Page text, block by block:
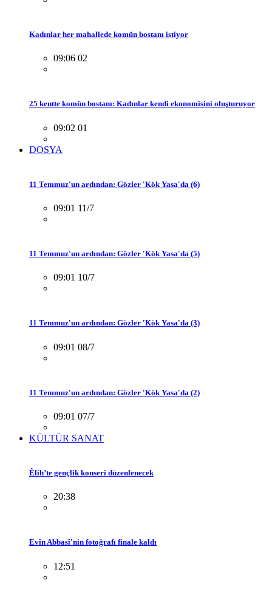
Kadınlar her mahallede komün bostanı istiyor
09:06 02
25 kentte komün bostanı: Kadınlar kendi ekonomisini oluşturuyor
09:02 01
DOSYA
11 Temmuz'un ardından: Gözler 'Kök Yasa'da (6)
09:01 11/7
11 Temmuz'un ardından: Gözler 'Kök Yasa'da (5)
09:01 10/7
11 Temmuz'un ardından: Gözler 'Kök Yasa'da (3)
09:01 08/7
11 Temmuz'un ardından: Gözler 'Kök Yasa'da (2)
09:01 07/7
KÜLTÜR SANAT
Êlih’te gençlik konseri düzenlenecek
20:38
Evîn Abbasî'nin fotoğrafı finale kaldı
12:51